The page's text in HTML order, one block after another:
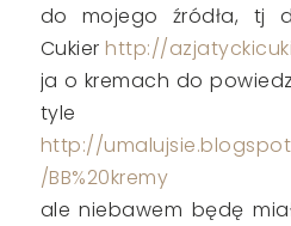
do mojego źródła, tj
Cukier http://
ja o kremach do
tyle
http://
/BB%20kremy
ale niebawem będę